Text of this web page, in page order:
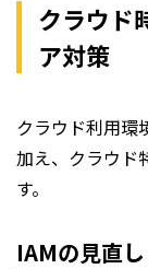
クラウド
ア対策
クラウド利用環
加え、クラウド
す。
IAMの見直し